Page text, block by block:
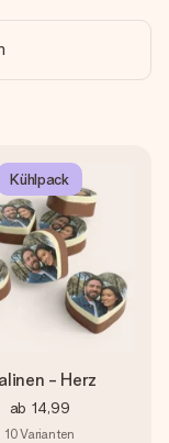
Kühlpack
- Herz
ab 14,99
10Varianten